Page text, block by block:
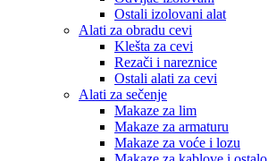
Ostali izolovani alat
Alati za obradu cevi
Klešta za cevi
Rezači i nareznice
Ostali alati za cevi
Alati za sečenje
Makaze za lim
Makaze za armaturu
Makaze za voće i lozu